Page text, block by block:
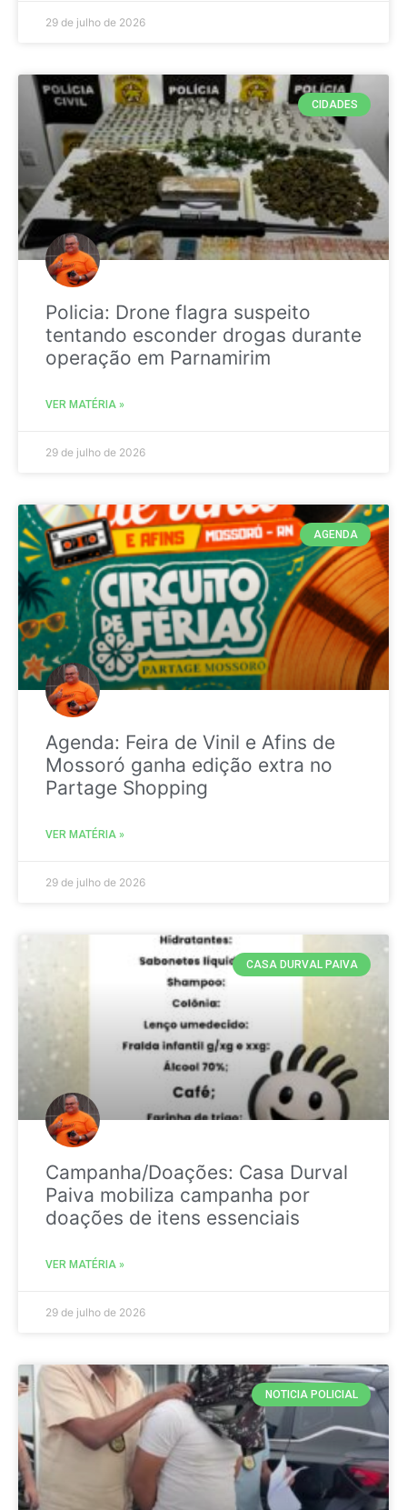
29 de julho de 2026
CIDADES
Policia: Drone flagra suspeito
tentando esconder drogas durante
operação em Parnamirim
VER MATÉRIA »
29 de julho de 2026
AGENDA
Agenda: Feira de Vinil e Afins de
Mossoró ganha edição extra no
Partage Shopping
VER MATÉRIA »
29 de julho de 2026
CASA DURVAL PAIVA
Campanha/Doações: Casa Durval
Paiva mobiliza campanha por
doações de itens essenciais
VER MATÉRIA »
29 de julho de 2026
NOTICIA POLICIAL